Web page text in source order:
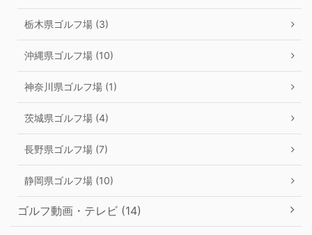
栃木県ゴルフ場 (3)
沖縄県ゴルフ場 (10)
神奈川県ゴルフ場 (1)
茨城県ゴルフ場 (4)
長野県ゴルフ場 (7)
静岡県ゴルフ場 (10)
ゴルフ動画・テレビ (14)